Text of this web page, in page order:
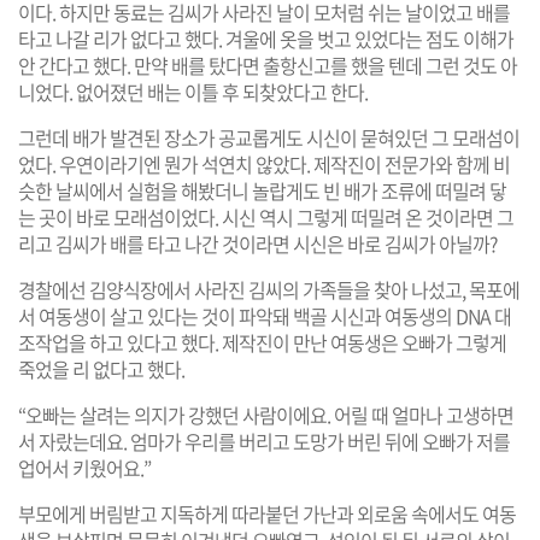
이다. 하지만 동료는 김씨가 사라진 날이 모처럼 쉬는 날이었고 배를
타고 나갈 리가 없다고 했다. 겨울에 옷을 벗고 있었다는 점도 이해가
안 간다고 했다. 만약 배를 탔다면 출항신고를 했을 텐데 그런 것도 아
니었다. 없어졌던 배는 이틀 후 되찾았다고 한다.
그런데 배가 발견된 장소가 공교롭게도 시신이 묻혀있던 그 모래섬이
었다. 우연이라기엔 뭔가 석연치 않았다. 제작진이 전문가와 함께 비
슷한 날씨에서 실험을 해봤더니 놀랍게도 빈 배가 조류에 떠밀려 닿
는 곳이 바로 모래섬이었다. 시신 역시 그렇게 떠밀려 온 것이라면 그
리고 김씨가 배를 타고 나간 것이라면 시신은 바로 김씨가 아닐까?
경찰에선 김양식장에서 사라진 김씨의 가족들을 찾아 나섰고, 목포에
서 여동생이 살고 있다는 것이 파악돼 백골 시신과 여동생의 DNA 대
조작업을 하고 있다고 했다. 제작진이 만난 여동생은 오빠가 그렇게
죽었을 리 없다고 했다.
“오빠는 살려는 의지가 강했던 사람이에요. 어릴 때 얼마나 고생하면
서 자랐는데요. 엄마가 우리를 버리고 도망가 버린 뒤에 오빠가 저를
업어서 키웠어요.”
부모에게 버림받고 지독하게 따라붙던 가난과 외로움 속에서도 여동